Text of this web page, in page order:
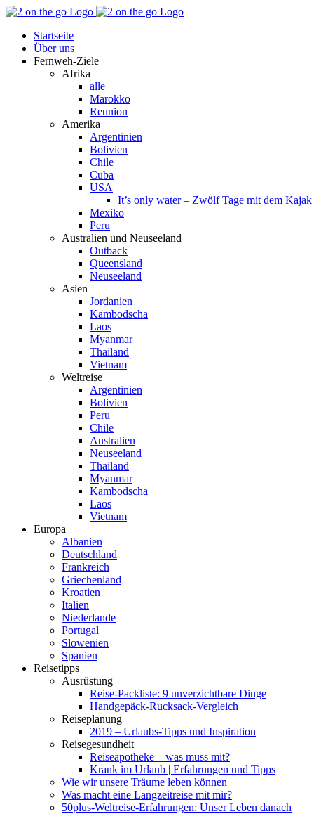
Zum
springen
Facebook
YouTube
Instagram
Pinterest
Rss
Startseite
Über uns
Fernweh-Ziele
Afrika
alle
Marokko
Reunion
Amerika
Argentinien
Bolivien
Chile
Cuba
USA
It’s only water – Zwölf Tage mit dem
Mexiko
Peru
Australien und Neuseeland
Outback
Queensland
Neuseeland
Asien
Jordanien
Kambodscha
Laos
Myanmar
Thailand
Vietnam
Weltreise
Argentinien
Bolivien
Peru
Chile
Australien
Neuseeland
Thailand
Myanmar
Kambodscha
Laos
Vietnam
Europa
Albanien
Deutschland
Frankreich
Griechenland
Kroatien
Italien
Niederlande
Portugal
Slowenien
Spanien
Reisetipps
Ausrüstung
Reise-Packliste: 9 unverzichtbare Dinge
Handgepäck-Rucksack-Vergleich
Reiseplanung
2019 – Urlaubs-Tipps und Inspiration
Reisegesundheit
Reiseapotheke – was muss mit?
Krank im Urlaub | Erfahrungen und Tipps
Wie wir unsere Träume leben können
Was macht eine Langzeitreise mit mir?
50plus-Weltreise-Erfahrungen: Unser Leben danach